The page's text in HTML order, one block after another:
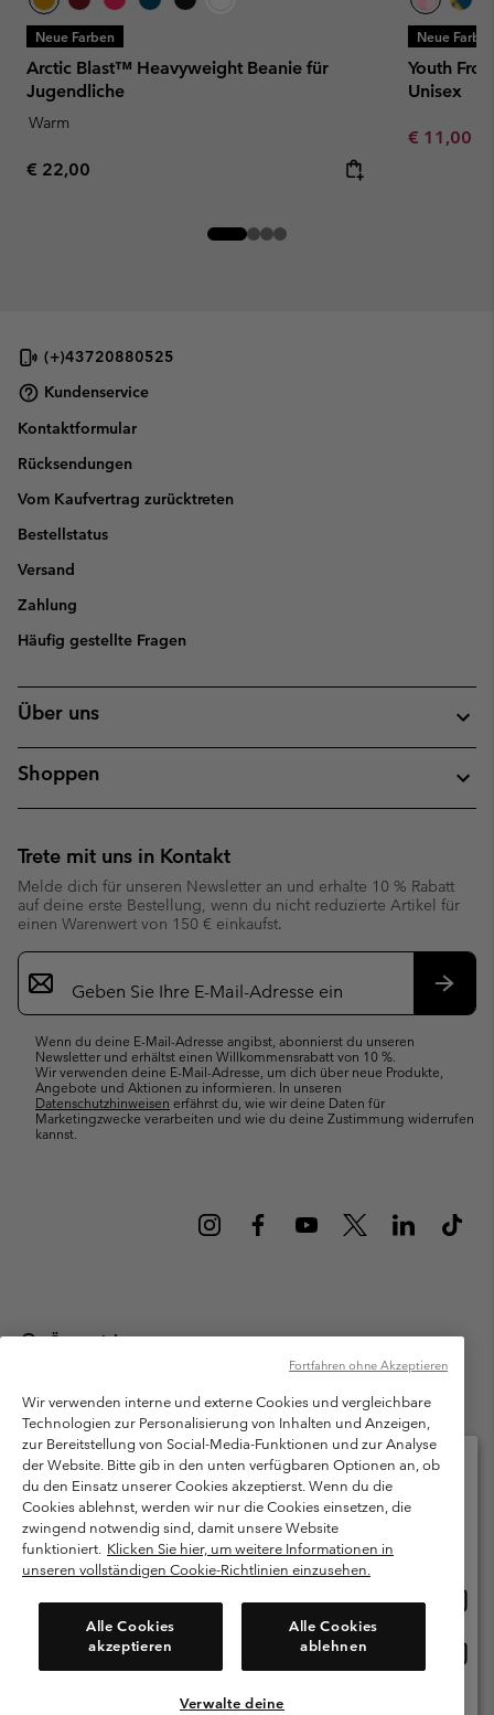
Neue Farben
Arctic Blast™ Heavyweight Beanie für
Jugendliche
Warm
Regular price:
€ 22,00
Neue
Youth
Unisex
Minimum
€ 11,00
(+)43720880525
Kundenservice
Kontaktformular
Rücksendungen
Vom Kaufvertrag zurücktreten
Bestellstatus
Versand
Zahlung
Häufig gestellte Fragen
Über uns
Shoppen
Trete mit uns in Kontakt
Melde dich für unseren Newsletter an und erhalte 10 % Rabatt
auf deine erste Bestellung, wenn du nicht reduzierte Artikel für
einen Warenwert von 150 € einkaufst.
Newsletter-
Anmeldung
Wenn du deine E-Mail-Adresse angibst, abonnierst du unseren
Newsletter und erhältst einen Willkommensrabatt von 10 %.
Wir verwenden deine E-Mail-Adresse, um dich über neue Produkte,
Angebote und Aktionen zu informieren. In unseren
Datenschutzhinweisen erfährst du, wie wir deine Daten für
Marketingzwecke verarbeiten und wie du deine Zustimmung widerrufen
kannst.
Österreich
Columbia Sportswear Austria GmbH. Moosfeldstraße 1, 5101
Bergheim, Salzburg Österreich. Alle Rechte vorbehalten.
Nutzungsbedingungen
Allgemeine Verkaufsbedingungen
Garantie
Datenschutzerklärung
Bestimmungen und Bedingungen des Mitglieder Programms
Nutzungsbedingungen Für Nutzergenerierte Inhalte
Cookies
Kundenservice: Mo- Fr. 9:00 - 13:00 & 14:00- 18:00 Uhr
(+)43720880525
Wir verwenden interne und externe Cookies und vergleichbare
Technologien zur Personalisierung von Inhalten und Anzeigen,
zur Bereitstellung von Social-Media-Funktionen und zur Analyse
der Website. Bitte gib in den unten verfügbaren Optionen an, ob
du den Einsatz unserer Cookies akzeptierst. Wenn du die
Cookies ablehnst, werden wir nur die Cookies einsetzen, die
zwingend notwendig sind, damit unsere Website
funktioniert. Klicken Sie hier, um weitere Informationen in
unseren vollständigen Cookie-Richtlinien einzusehen.
Alle Cookies
akzeptieren
Alle Cookies
ablehnen
Verwalte deine
Fortfahren ohne Akzeptieren
Bitte wählen Sie Ihr Lieferland und Ihre Sprache
Online-Einkauf verfügbar
Österreich